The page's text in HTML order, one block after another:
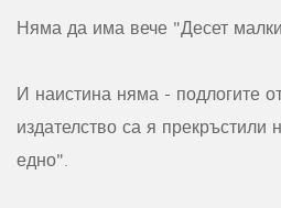
Няма да има вече "Десет
И наистина няма - подлогите
издателство са я прекръстили
едно".